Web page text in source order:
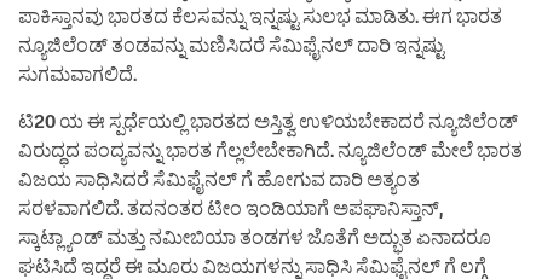
ಪಾಕಿಸ್ತಾನವು ಭಾರತದ ಕೆಲಸವನ್ನು ಇನ್ನಷ್ಟು ಸುಲಭ ಮಾಡಿತು. ಈಗ ಭಾರತ
ನ್ಯೂಜಿಲೆಂಡ್ ತಂಡವನ್ನು ಮಣಿಸಿದರೆ ಸೆಮಿಫೈನಲ್ ದಾರಿ ಇನ್ನಷ್ಟು
ಸುಗಮವಾಗಲಿದೆ.
ಟಿ20 ಯ ಈ ಸ್ಪರ್ಧೆಯಲ್ಲಿ ಭಾರತದ ಅಸ್ತಿತ್ವ ಉಳಿಯಬೇಕಾದರೆ ನ್ಯೂಜಿಲೆಂಡ್
ವಿರುದ್ಧದ ಪಂದ್ಯವನ್ನು ಭಾರತ ಗೆಲ್ಲಲೇಬೇಕಾಗಿದೆ. ನ್ಯೂಜಿಲೆಂಡ್ ಮೇಲೆ ಭಾರತ
ವಿಜಯ ಸಾಧಿಸಿದರೆ ಸೆಮಿಫೈನಲ್ ಗೆ ಹೋಗುವ ದಾರಿ ಅತ್ಯಂತ
ಸರಳವಾಗಲಿದೆ. ತದನಂತರ ಟೀಂ ಇಂಡಿಯಾಗೆ ಅಪಘಾನಿಸ್ತಾನ್,
ಸ್ಕಾಟ್ಲ್ಯಾಂಡ್ ಮತ್ತು ನಮೀಬಿಯಾ ತಂಡಗಳ ಜೊತೆಗೆ ಅದ್ಭುತ ಏನಾದರೂ
ಘಟಿಸಿದೆ ಇದ್ದರೆ ಈ ಮೂರು ವಿಜಯಗಳನ್ನು ಸಾಧಿಸಿ ಸೆಮಿಫೈನಲ್ ಗೆ ಲಗ್ಗೆ